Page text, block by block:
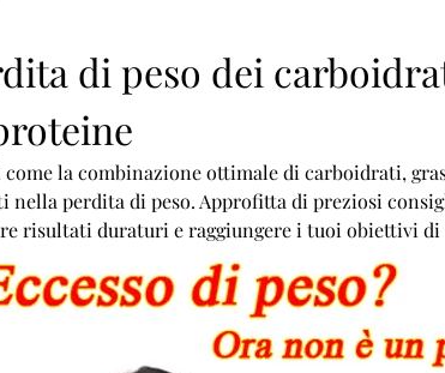
di peso dei
come la combinazione ottimale di carboidrati,
nella perdita di peso. Approfitta di preziosi
risultati duraturi e raggiungere i tuoi obiettivi di